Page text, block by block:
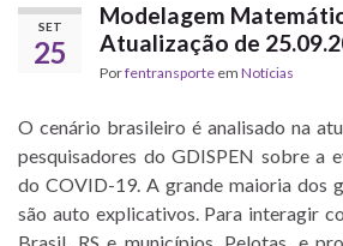
SET
25
Modelagem
Atualização de
Porfentransporte em Notícias
O cenário brasileiro é analisado na
pesquisadores do GDISPEN sobre a
do COVID-19. A grande maioria dos
são auto explicativos. Para interagir